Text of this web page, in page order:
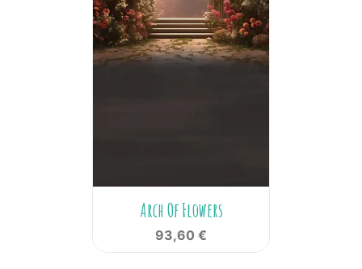
Arch Of Flowers
93,60 €